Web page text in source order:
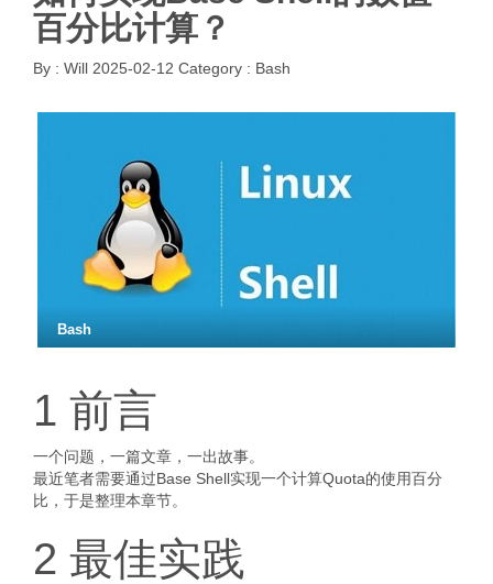
百分比计算？
By : Will 2025-02-12 Category : Bash
Bash
1 前言
一个问题，一篇文章，一出故事。
最近笔者需要通过Base Shell实现一个计算Quota的使用百分
比，于是整理本章节。
2 最佳实践